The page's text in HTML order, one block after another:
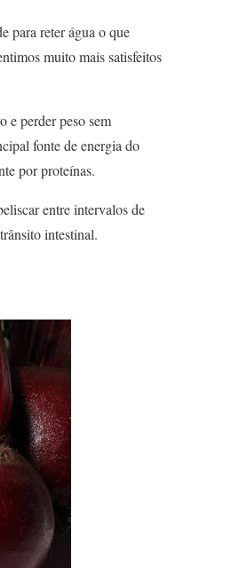
para reter água o que
muito mais satisfeitos
e perder peso sem
fonte de energia do
por proteínas.
entre intervalos de
intestinal.